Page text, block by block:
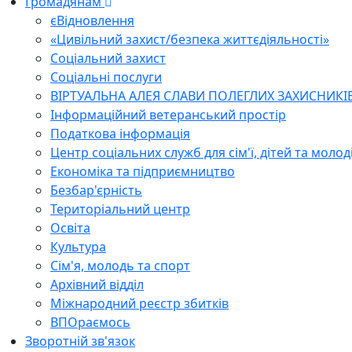
єВідновлення
«Цивільний захист/безпека життєдіяльності»
Соціальний захист
Соціальні послуги
ВІРТУАЛЬНА АЛЕЯ СЛАВИ ПОЛЕГЛИХ
Інформаційний ветеранський простір
Податкова інформація
Центр соціальних служб для сім'ї, дітей та
Економіка та підприємництво
Безбар'єрність
Територіальний центр
Освіта
Культура
Сім'я, молодь та спорт
Архівний відділ
Міжнародний реєстр збитків
ВПОраємось
Зворотній зв'язок